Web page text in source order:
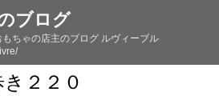
ブログ
ちゃの店主のブログ ルヴィーブル
２２０